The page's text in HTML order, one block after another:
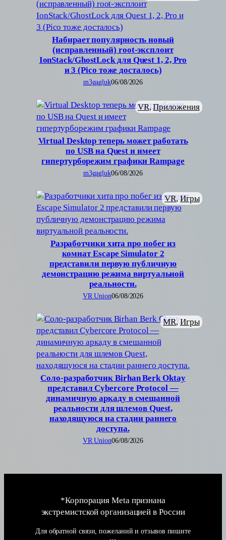
Набирает популярность новый
(исправленный) root-эксплоит
IonStack/GhostLock для Quest 1, 2, Pro
и 3 (Pico тоже досталось)
m3gagluk06/08/2026
Virtual Desktop теперь может работать
по USB на Quest и имеет
гипертурборежим графики Rampage
VR, Приложения
m3gagluk06/08/2026
Разработчики хита про побег из
комнат Escape Simulator 2
представили первую публичную
демонстрацию режима виртуальной
реальности.
VR, Игры
VR Union06/08/2026
Соло-разработчик Birhan Berk Oktay
представил Cybercore Protocol —
динамичную аркаду в смешанной
реальности для шлемов Quest,
находящуюся на стадии раннего
доступа.
MR, Игры
VR Union06/08/2026
*Корпорация Meta признана
экстремистской организацией в России
Для обратной связи, пожеланий и отзывов пишите